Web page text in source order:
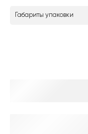
Габариты упаковки